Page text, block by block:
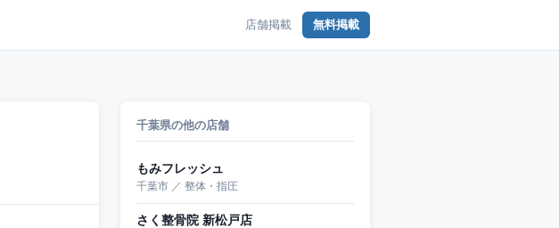
店舗掲載 無料掲載
千葉県の他の店舗
もみフレッシュ
千葉市 ／ 整体・指圧
さく整骨院 新松戸店